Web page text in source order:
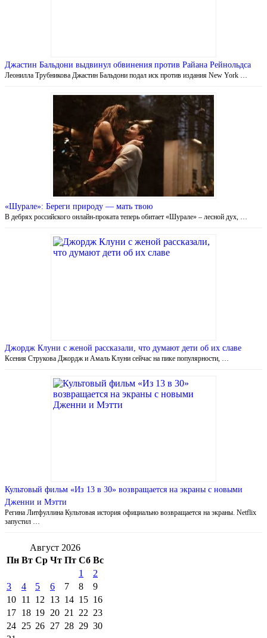
Джастин Бальдони выдвинул обвинения против Райана Рейнольдса
Леонилла Трубникова Джастин Бальдони подал иск против издания New York …
«Шурале»: Береги природу — мать твою
В дебрях российского онлайн-проката теперь обитает «Шурале» – лесной дух, …
Джордж Клуни с женой рассказали, что думают дети об их славе
Ксения Струкова Джордж и Амаль Клуни сейчас на пике популярности, …
Культовый фильм «Из 13 в 30» возвращается на экраны с новыми
Дженни и Мэтти
Регина Литфуллина Культовая история официально возвращается на экраны. Netflix
запустил …
Август 2026
Пн Вт Ср Чт Пт Сб Вс
1
2
3
4 5 6 7 8
9
10 11 12 13 14 15 16
17 18 19 20 21 22 23
24 25 26 27 28 29 30